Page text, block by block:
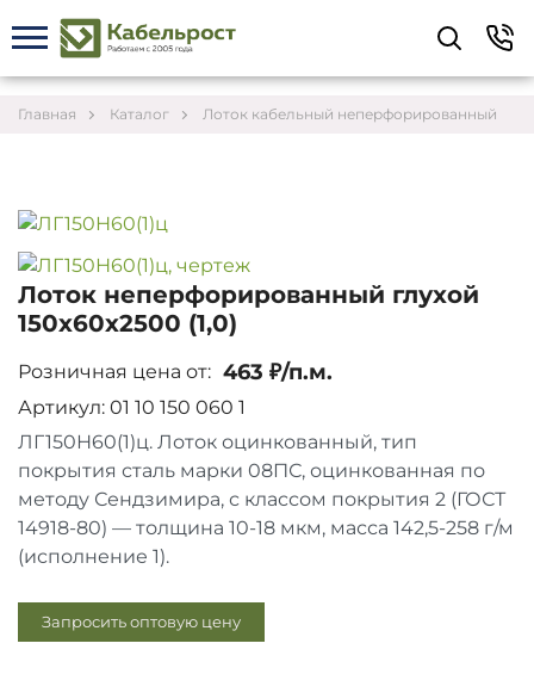
Главная Каталог Лоток кабельный неперфорированный
Лоток неперфорированный глухой
150х60х2500 (1,0)
Розничная цена от: 463 ₽/п.м.
Артикул: 01 10 150 060 1
ЛГ150Н60(1)ц. Лоток оцинкованный, тип
покрытия сталь марки 08ПС, оцинкованная по
методу Сендзимира, с классом покрытия 2 (ГОСТ
14918-80) — толщина 10-18 мкм, масса 142,5-258 г/м
(исполнение 1).
Запросить оптовую цену
Укажите контакты для связи и требования к
заказу – предложим лучшие варианты по цене,
согласуем сроки и подберём доставку.
Соглашаюсь на обработку персональных данных